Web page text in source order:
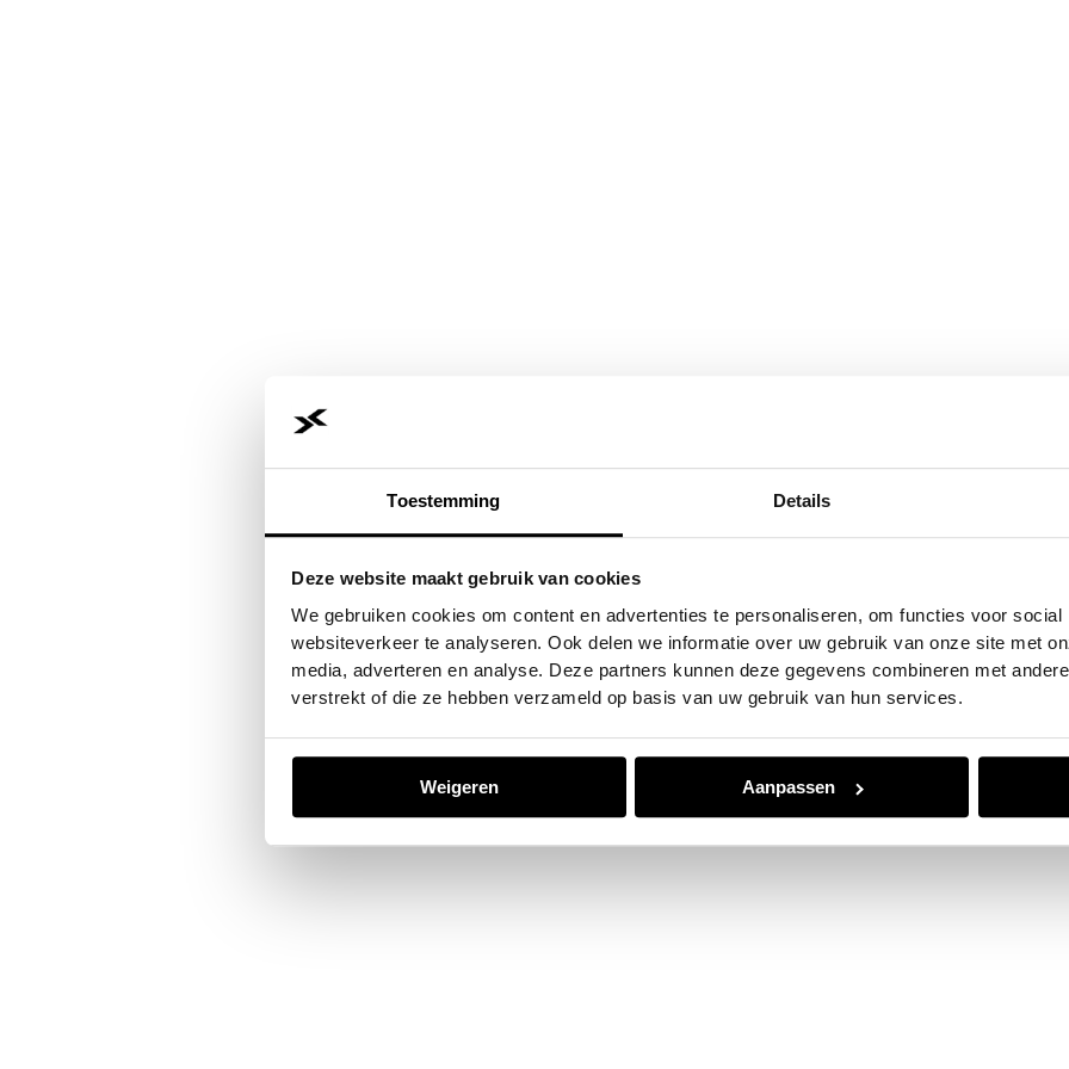
Toestemming Details
Deze website maakt gebruik van cookies
We gebruiken cookies om content en advertenties te personaliseren, om functies voor
websiteverkeer te analyseren. Ook delen we informatie over uw gebruik van onze site met
media, adverteren en analyse. Deze partners kunnen deze gegevens combineren met
verstrekt of die ze hebben verzameld op basis van uw gebruik van hun services.
Weigeren Aanpassen
Application error: aclient-side exception has occurred while loadingwww.jvk.nl(see the